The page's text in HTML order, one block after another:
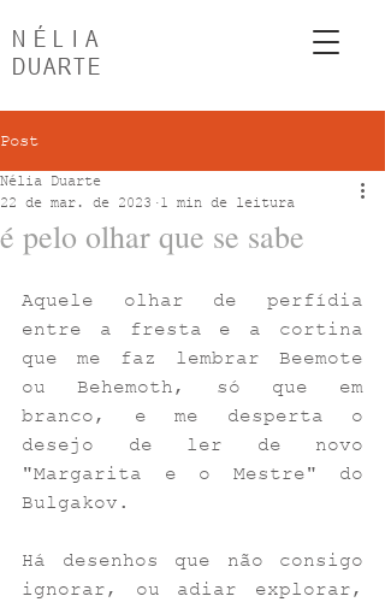
NÉLIA
DUARTE
Post
é pelo olhar que se sabe
Nélia Duarte
22 de mar. de 2023
1 min de leitura
Aquele olhar de perfídia
entre a fresta e a cortina
que me faz lembrar Beemote
ou Behemoth, só que em
branco, e me desperta o
desejo de ler de novo
"Margarita e o Mestre" do
Bulgakov.
Há desenhos que não consigo
ignorar, ou adiar explorar,